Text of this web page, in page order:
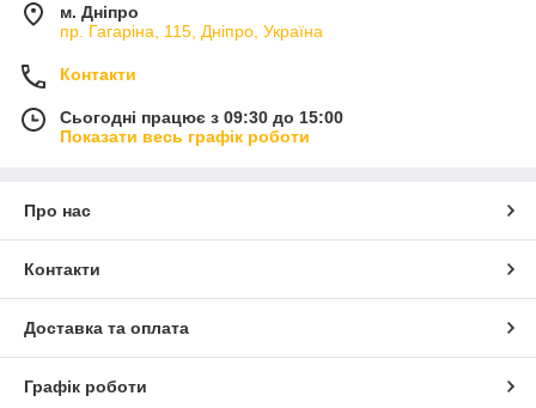
м. Дніпро
пр. Гагаріна, 115, Дніпро, Україна
Контакти
Сьогодні працює з 09:30 до 15:00
Показати весь графік роботи
Про нас
Контакти
Доставка та оплата
Графік роботи